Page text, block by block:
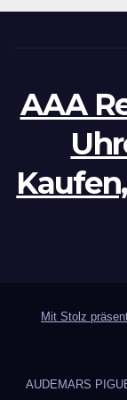
AAA
Mit Stolz
AUDEMARS